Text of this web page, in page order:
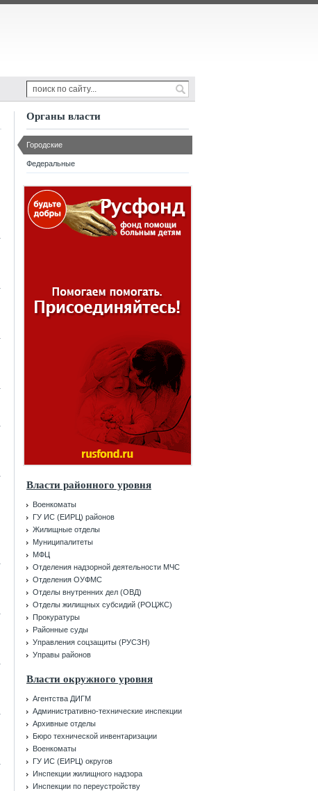
Органы власти
Городские
Федеральные
Власти районного уровня
Военкоматы
ГУ ИС (ЕИРЦ) районов
Жилищные отделы
Муниципалитеты
МФЦ
Отделения надзорной деятельности МЧС
Отделения ОУФМС
Отделы внутренних дел (ОВД)
Отделы жилищных субсидий (РОЦЖС)
Прокуратуры
Районные суды
Управления соцзащиты (РУСЗН)
Управы районов
Власти окружного уровня
Агентства ДИГМ
Административно-технические инспекции
Архивные отделы
Бюро технической инвентаризации
Военкоматы
ГУ ИС (ЕИРЦ) округов
Инспекции жилищного надзора
Инспекции по переустройству